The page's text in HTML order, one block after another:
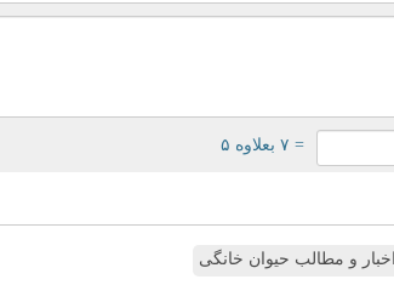
= ۷ بعلاوه ۵
اخبار و مطالب حیوان خانگی